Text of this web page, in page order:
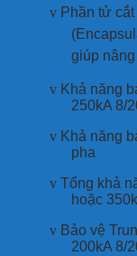
v Phần tử
giúp
v Khả năng
250kA 8/
v Khả năng
pha
v Tổng khả
hoặc
v Bảo vệ
200kA 8/